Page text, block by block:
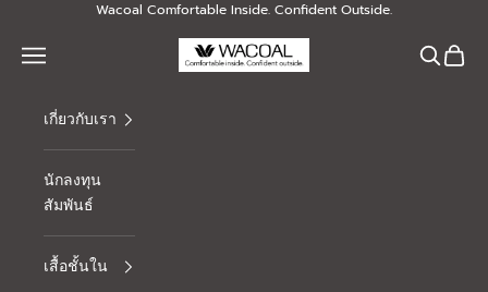
Skip to contentWacoal Comfortable Inside. Confident Outside.
Thai Wacoal Public Company Limited
Navigation menu Search
Cart
เกี่ยวกับเรา
นักลงทุน
สัมพันธ์
เสื้อชั้นใน